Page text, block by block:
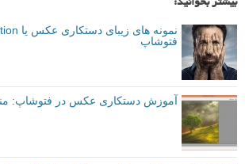
بیشتر بخوانید:
فتوشاپ
آموزش دستکاری عکس در فتوشاپ: